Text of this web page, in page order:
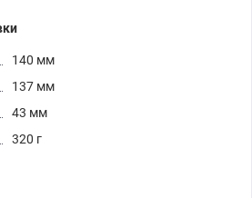
140 мм
137 мм
43 мм
320 г